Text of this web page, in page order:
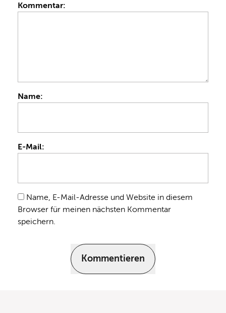
Kommentar:
Name:
E-Mail:
Name, E-Mail-Adresse und Website in diesem
Browser für meinen nächsten Kommentar
speichern.
Kommentieren